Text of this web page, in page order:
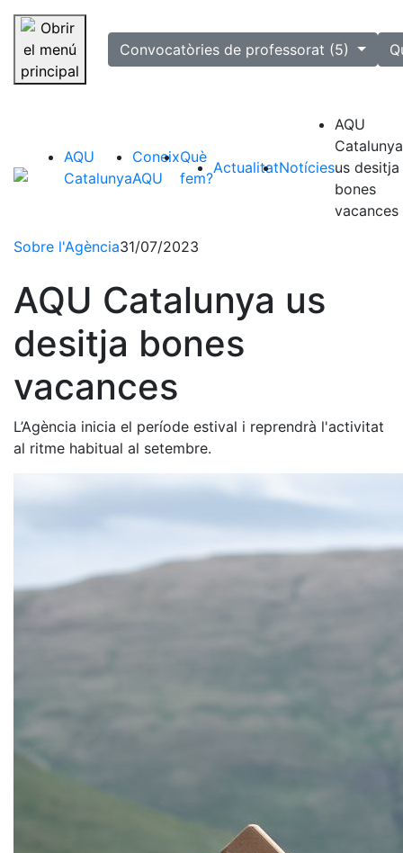
Saltar la navegació
selectedConvocatòries de professorat (5)
AQU
Catalunya
Coneix
AQU
Què
fem?
ActualitatNotícies
AQU
Catalunya
us desitja
bones
vacances
Sobre l'Agència31/07/2023
AQU Catalunya us
desitja bones
vacances
L’Agència inicia el període estival i reprendrà l'activitat
al ritme habitual al setembre.